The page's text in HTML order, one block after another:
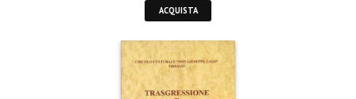
ACQUISTA